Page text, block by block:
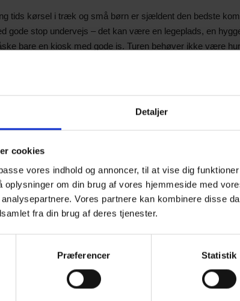
Detaljer
cookies
vores indhold og annoncer, til at vise dig
oplysninger om din brug af vores hjemmeside med
Vores partnere kan kombinere disse
fra din brug af deres tjenester.
Præferencer Statistik
tids kørsel i træk og små børn er sjældent den bedste
gode stop undervejs – det kan være en legeplads, en
bare en kiosk med gode is. Turen behøver ikke være
man er på ferie, kan det være en fordel at holde
og gør alle lidt mere afslappede. Og det er faktisk ret
børnene ejerskab
elsker at være en del af turen. Så lad dem være med til at
I kan også lave en simpel ferietjekliste med sjove
Det gør turen til noget, I skaber sammen.
simpelt måltid i autocamperen kan være mindst lige så
eller frugt i solen – det behøver ikke være
øjeblikke – og nyd, at I kan spise, når det passer jer.